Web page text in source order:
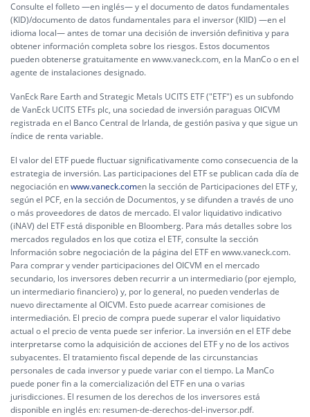
Consulte el folleto —en inglés— y el documento de datos fundamentales
(KID)/documento de datos fundamentales para el inversor (KIID) —en el
idioma local— antes de tomar una decisión de inversión definitiva y para
obtener información completa sobre los riesgos. Estos documentos
pueden obtenerse gratuitamente en www.vaneck.com, en la ManCo o en el
agente de instalaciones designado.
VanEck Rare Earth and Strategic Metals UCITS ETF ("ETF") es un subfondo
de VanEck UCITS ETFs plc, una sociedad de inversión paraguas OICVM
registrada en el Banco Central de Irlanda, de gestión pasiva y que sigue un
índice de renta variable.
El valor del ETF puede fluctuar significativamente como consecuencia de la
estrategia de inversión. Las participaciones del ETF se publican cada día de
negociación enwww.vaneck.comen la sección de Participaciones del ETF y,
según el PCF, en la sección de Documentos, y se difunden a través de uno
o más proveedores de datos de mercado. El valor liquidativo indicativo
(iNAV) del ETF está disponible en Bloomberg. Para más detalles sobre los
mercados regulados en los que cotiza el ETF, consulte la sección
Información sobre negociación de la página del ETF en www.vaneck.com.
Para comprar y vender participaciones del OICVM en el mercado
secundario, los inversores deben recurrir a un intermediario (por ejemplo,
un intermediario financiero) y, por lo general, no pueden venderlas de
nuevo directamente al OICVM. Esto puede acarrear comisiones de
intermediación. El precio de compra puede superar el valor liquidativo
actual o el precio de venta puede ser inferior. La inversión en el ETF debe
interpretarse como la adquisición de acciones del ETF y no de los activos
subyacentes. El tratamiento fiscal depende de las circunstancias
personales de cada inversor y puede variar con el tiempo. La ManCo
puede poner fin a la comercialización del ETF en una o varias
jurisdicciones. El resumen de los derechos de los inversores está
disponible en inglés en: resumen-de-derechos-del-inversor.pdf.